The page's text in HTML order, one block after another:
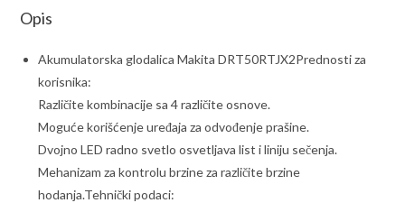
Opis
Akumulatorska glodalica Makita DRT50RTJX2Prednosti za
korisnika:
Različite kombinacije sa 4 različite osnove.
Moguće korišćenje uređaja za odvođenje prašine.
Dvojno LED radno svetlo osvetljava list i liniju sečenja.
Mehanizam za kontrolu brzine za različite brzine
hodanja.Tehnički podaci: